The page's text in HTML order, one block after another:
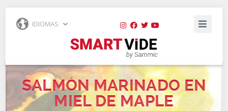
IDIOMAS
SALMÓN MARINADO EN
MIEL DE MAPLE